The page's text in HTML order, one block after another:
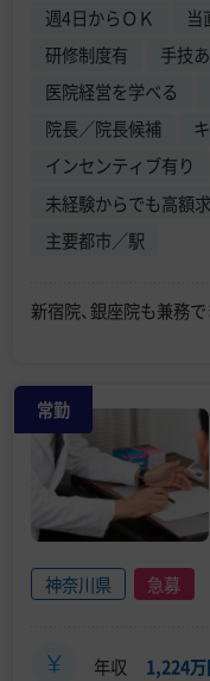
週4日からＯＫ
当
研修制度有
手技
医院経営を学べる
院長／院長候補
インセンティブ有り
未経験からでも高額
主要都市／駅
新宿院、銀座院も兼務
常勤
神奈川県 急募
年収 1,224万